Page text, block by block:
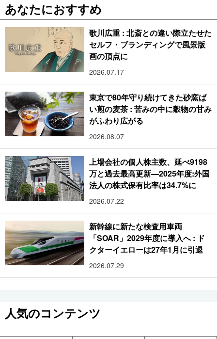
あなたにおすすめ
歌川広重 : 北斎との違い際立たせた
セルフ・ブランディングで風景版
画の頂点に
2026.07.17
東京で80年守り続けてきた砂窯ば
い煎の麦茶 : 苦みの中に穀物の甘み
がふわり広がる
2026.08.07
上場会社の個人株主数、延べ9198
万と過去最高更新―2025年度:外国
法人の株式保有比率は34.7%に
2026.07.22
新幹線に新たな検査用車両
「SOAR」2029年度に導入へ : ド
クターイエローは27年1月に引退
2026.07.29
人気のコンテンツ